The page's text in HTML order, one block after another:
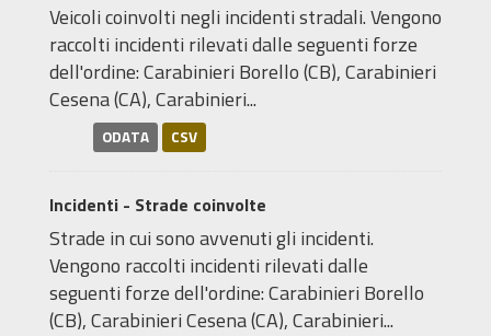
Veicoli coinvolti negli incidenti stradali. Vengono
raccolti incidenti rilevati dalle seguenti forze
dell'ordine: Carabinieri Borello (CB), Carabinieri
Cesena (CA), Carabinieri...
ODATA CSV
Incidenti - Strade coinvolte
Strade in cui sono avvenuti gli incidenti.
Vengono raccolti incidenti rilevati dalle
seguenti forze dell'ordine: Carabinieri Borello
(CB), Carabinieri Cesena (CA), Carabinieri...